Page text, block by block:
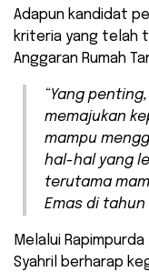
Adapun kandidat
kriteria yang telah
Anggaran Rumah
“Yang
memajukan
mampu
hal-hal yang
terutama
Emas di tahun
Melalui
Syahril berharap